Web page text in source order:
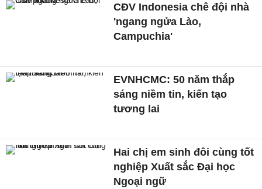
CĐV Indonesia chê đội nhà
'ngang ngửa Lào,
Campuchia'
EVNHCMC: 50 năm thắp
sáng niềm tin, kiến tạo
tương lai
Hai chị em sinh đôi cùng tốt
nghiệp Xuất sắc Đại học
Ngoại ngữ